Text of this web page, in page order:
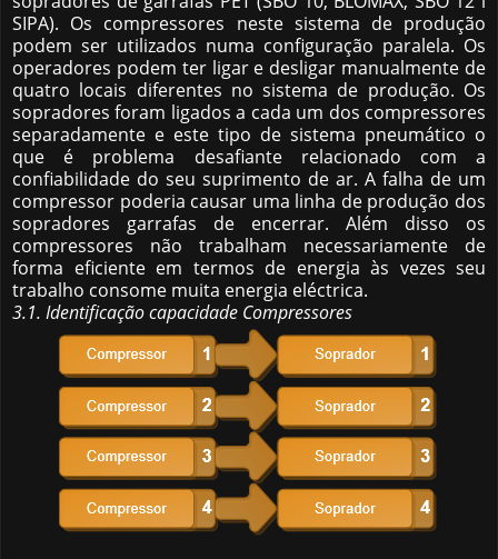
SIPA). Os compressores neste sistema de produção
podem ser utilizados numa configuração paralela. Os
operadores podem ter ligar e desligar manualmente de
quatro locais diferentes no sistema de produção. Os
sopradores foram ligados a cada um dos compressores
separadamente e este tipo de sistema pneumático o
que é problema desafiante relacionado com a
confiabilidade do seu suprimento de ar. A falha de um
compressor poderia causar uma linha de produção dos
sopradores garrafas de encerrar. Além disso os
compressores não trabalham necessariamente de
forma eficiente em termos de energia às vezes seu
trabalho consome muita energia eléctrica.
3.1. Identificação capacidade Compressores